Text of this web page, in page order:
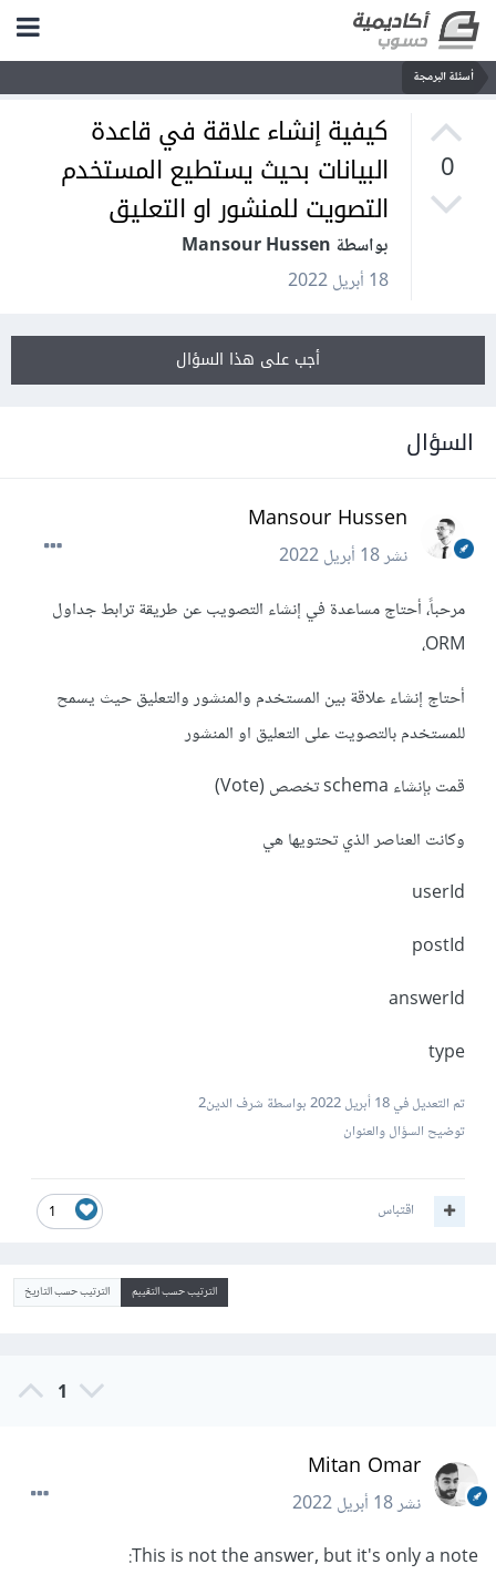
أسئلة البرمجة
0
كيفية إنشاء علاقة في قاعدة
البيانات بحيث يستطيع المستخدم
التصويت للمنشور او التعليق
بواسطة Mansour Hussen
18 أبريل 2022
أجب على هذا السؤال
السؤال
Mansour Hussen
نشر18 أبريل 2022
مرحباً، أحتاج مساعدة في إنشاء التصويب عن طريقة ترابط جداول
ORM،
أحتاج إنشاء علاقة بين المستخدم والمنشور والتعليق حيث يسمح
للمستخدم بالتصويت على التعليق او المنشور
قمت بإنشاء schema تخصص (Vote)
وكانت العناصر الذي تحتويها هي
userId
postId
answerId
type
تم التعديل في18 أبريل 2022
بواسطة شرف الدين2
توضيح السؤال والعنوان
1 اقتباس
الترتيب حسب التقييم الترتيب حسب التاريخ
1
Mitan Omar
نشر18 أبريل 2022
This is not the answer, but it's only a note: